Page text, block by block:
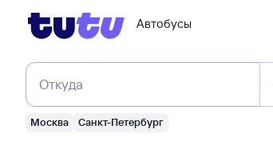
Автобусы
Откуда
Москва Санкт-Петербург